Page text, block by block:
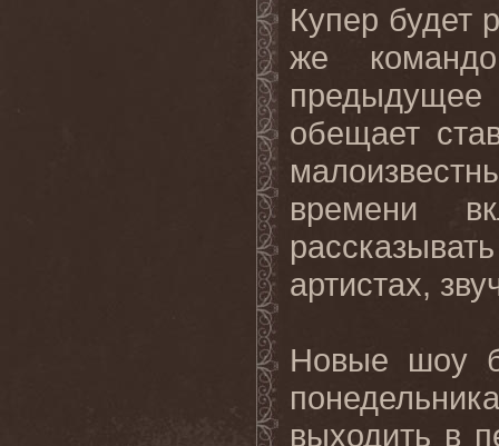
Купер будет
же
обещает
времени
артистах,
Новые шоу
выходить в